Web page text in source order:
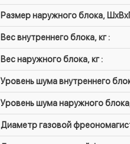
Размер наружного блока,
Вес внутреннего блока, кг :
Вес наружного блока, кг :
Уровень шума внутреннего
Уровень шума наружного
Диаметр газовой